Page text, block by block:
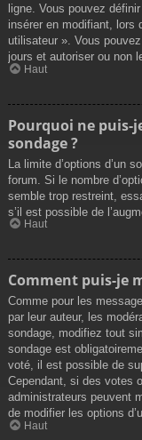
ligne. Vous pouvez
insérer en modifiant, lors
utilisateur ». Vous
jours et autoriser ou non
Haut
Pourquoi ne puis-
sondage ?
La limite d’options d’un
forum. Si le nombre
semble trop restreint,
s’il est possible de
Haut
Comment puis-je
Comme pour les
par leur auteur, les
sondage, modifiez tout
sondage est
voté, il est possible de
Cependant, si des votes
administrateurs peuvent
de modifier les options
Haut